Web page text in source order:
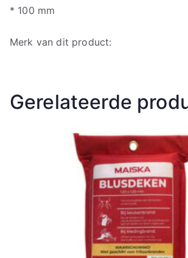
* 100 mm
Merk van dit product:
Gerelateerde